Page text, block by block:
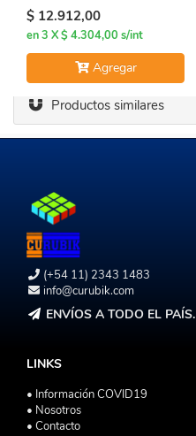
$ 12.912,00
en 3 X $ 4.304,00 s/int
Agregar
Productos similares
(+54 11) 2343 1483
info@curubik.com
ENVÍOS A TODO EL PAÍS.
LINKS
• Información COVID19
• Nosotros
• Contacto